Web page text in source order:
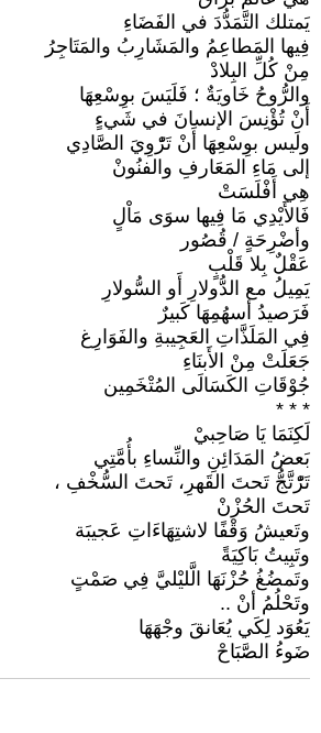
يَمتلك التَّمَدُّدَ في الفَضَاءِ
فِيها المَطاعِمُ والمَشَارِبُ والمَتَاجِرُ
مِنْ كُلِّ البِلادْ
والرُّوحُ خَاويَةٌ ؛ فَلَيَسَ بوِسْعِهَا
أَنْ تُؤْنِسَ الإنسانَ في شَيءٍ
ولَيس بوِسْعِهَا أَنْ تَرّْوِيَ الصَّادِي
إلى مَاءِ المَعَارفِ والفنُونْ
هِي أَفْلَسَتْ
فَالأَيْدِي مَا فِيها سوَى مَاْلٍ
وأضْرِحَةٍ / قُصُور
عَقْلٌ بِلا قَلْبٍ
يَمِيلُ مع الدُّولارِ أَو السُّولارِ
فَرَصيدُ أسهُمِهَا كَبيرٌ
فِي المَلَذَّاتِ العَجِيبةِ والفَوَارِغ
جَعَلَتْ مِنْ الأَبنَاءِ
جُوْقَاتِ الكَسَالَى المُتْخَمِين
* * *
لَكِنَمَا يَا صَاحِبيْ
بَعضُ المَدَائِنِ والنِّساءِ بأُمَّتِي
تَرّْتَّجُّ تَحتَ القَهرِ، تَحتَ السُّخْفِ ،
تَحتَ الحُزْنْ
وتَعيشُ وَقْفًا لاشتِهَاءَاتِ عَجيبَة
وتَبِيتُ بَاكِيَةً
وتَمضُغُ حُزْنَهَا الَّليْليَّ فِي صَمْتٍ
وتَحْلُمُ أنْ ..
يَعُوَد لِكَي يُعَانقَ وجْهَهَا
ضَوءُ الصَّبَاحْ